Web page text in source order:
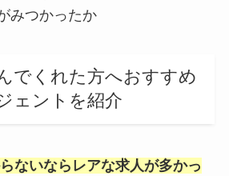
みつかったか
でくれた方へおすすめ
ェントを紹介
ないなら レアな求人が多かっ